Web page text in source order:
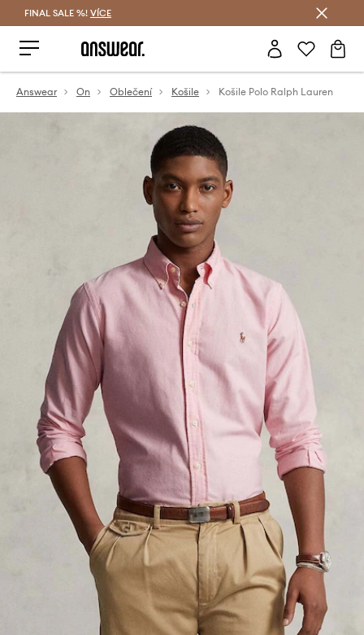
FINAL SALE %! VÍCE
Answear On Oblečení Košile Košile Polo Ralph Lauren